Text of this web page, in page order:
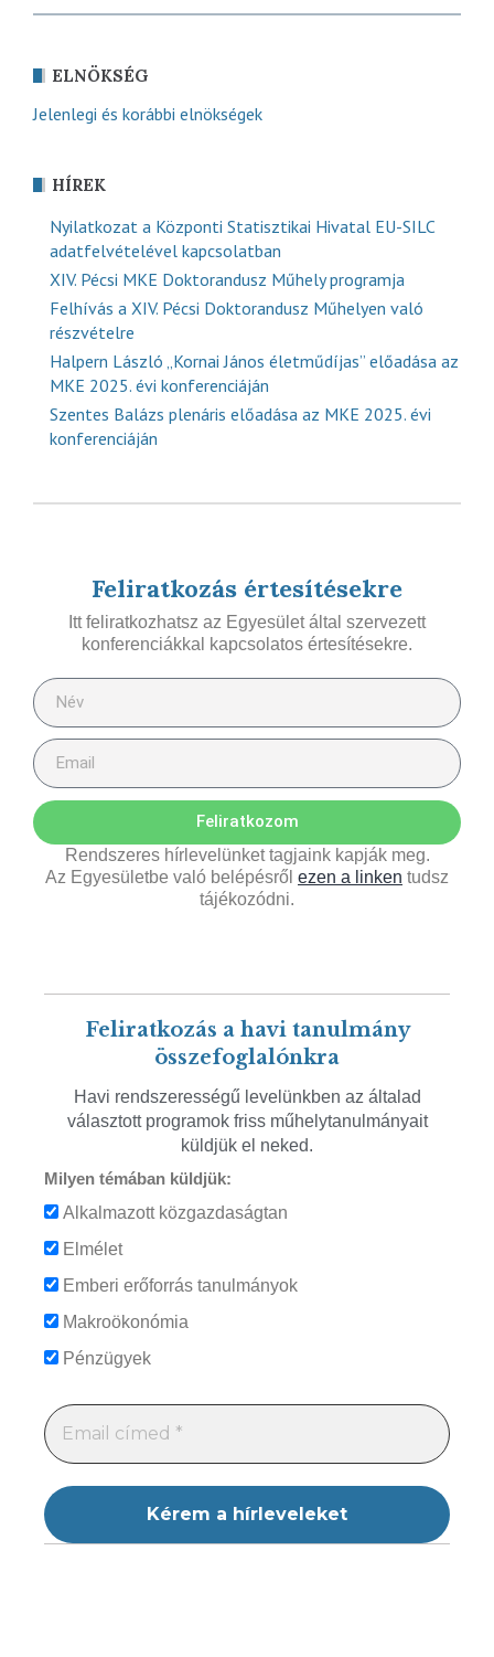
ELNÖKSÉG
Jelenlegi és korábbi elnökségek
HÍREK
Nyilatkozat a Központi Statisztikai Hivatal EU-SILC
adatfelvételével kapcsolatban
XIV. Pécsi MKE Doktorandusz Műhely programja
Felhívás a XIV. Pécsi Doktorandusz Műhelyen való
részvételre
Halpern László „Kornai János életműdíjas” előadása az
MKE 2025. évi konferenciáján
Szentes Balázs plenáris előadása az MKE 2025. évi
konferenciáján
Feliratkozás értesítésekre
Itt feliratkozhatsz az Egyesület által szervezett
konferenciákkal kapcsolatos értesítésekre.
Feliratkozom
Rendszeres hírlevelünket tagjaink kapják meg.
Az Egyesületbe való belépésről ezen a linken tudsz
tájékozódni.
Feliratkozás a havi tanulmány
összefoglalónkra
Havi rendszerességű levelünkben az általad
választott programok friss műhelytanulmányait
küldjük el neked.
Milyen témában küldjük:
Alkalmazott közgazdaságtan
Elmélet
Emberi erőforrás tanulmányok
Makroökonómia
Pénzügyek